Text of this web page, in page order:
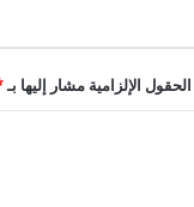
الحقول الإلزامية مشار إليها بـ